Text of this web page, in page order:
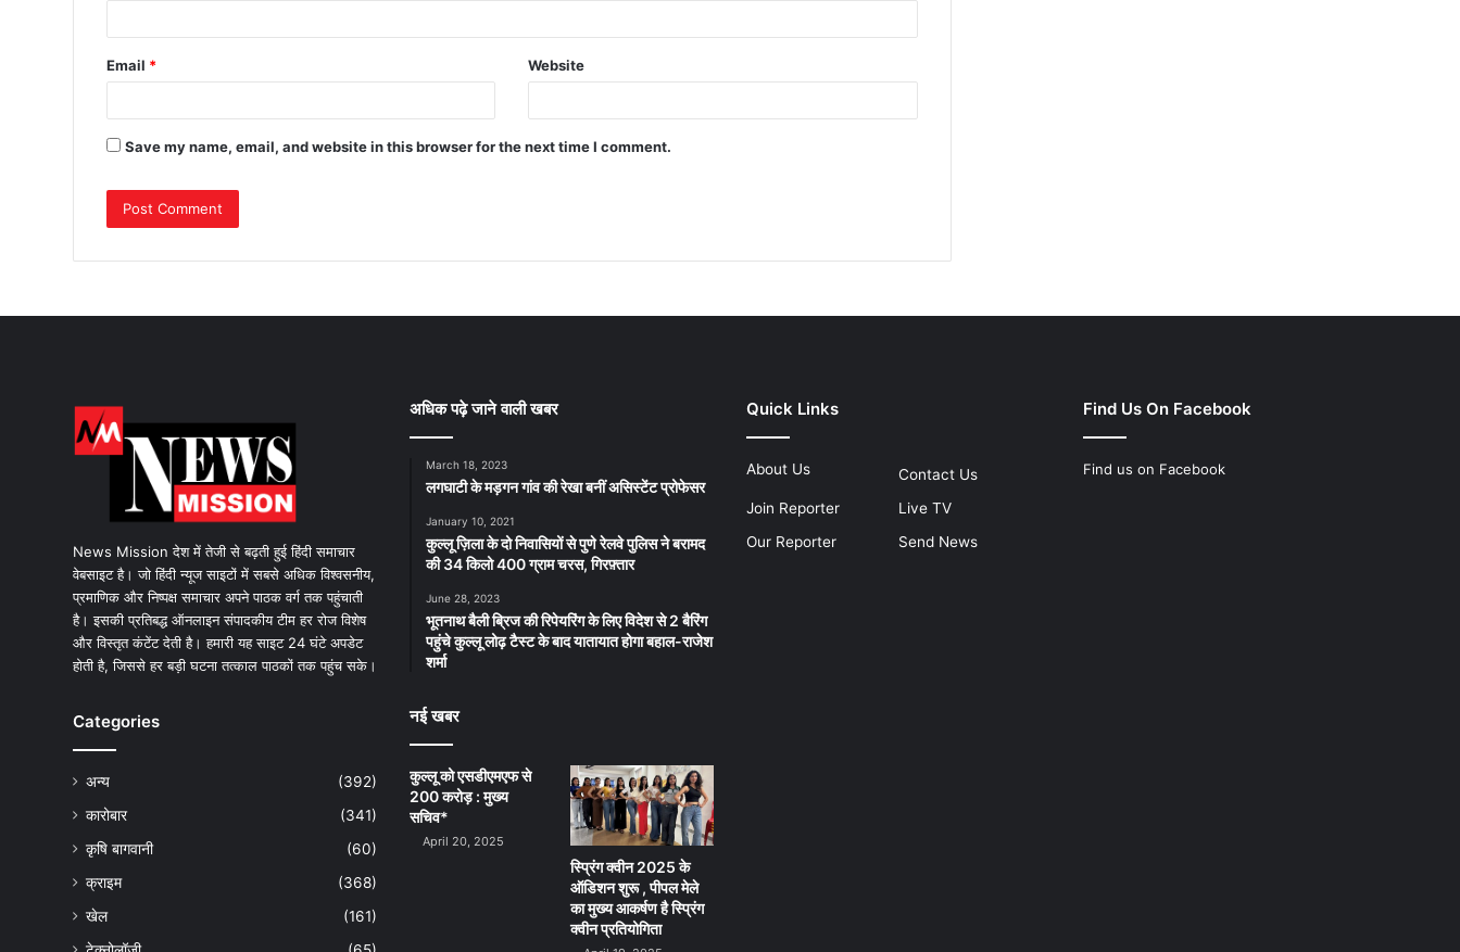
Email * Website
Save my name, email, and website in this browser for the next time I comment.
News Mission देश में तेजी से बढ़ती हुई हिंदी समाचार
वेबसाइट है। जो हिंदी न्यूज साइटों में सबसे अधिक विश्वसनीय,
प्रमाणिक और निष्पक्ष समाचार अपने पाठक वर्ग तक पहुंचाती
है। इसकी प्रतिबद्ध ऑनलाइन संपादकीय टीम हर रोज विशेष
और विस्तृत कंटेंट देती है। हमारी यह साइट 24 घंटे अपडेट
होती है, जिससे हर बड़ी घटना तत्काल पाठकों तक पहुंच सके।
Categories
अन्य
(392)
कारोबार
(341)
कृषि बागवानी
(60)
क्राइम
(368)
खेल
(161)
अधिक पढ़े जाने वाली खबर
March 18, 2023
लगघाटी के मड़गन गांव की रेखा बनीं असिस्टेंट प्रोफेसर
January 10, 2021
कुल्लू ज़िला के दो निवासियों से पुणे रेलवे पुलिस ने बरामद
की 34 किलो 400 ग्राम चरस, गिरफ़्तार
June 28, 2023
भूतनाथ बैली ब्रिज की रिपेयरिंग के लिए विदेश से 2 बैरिंग
पहुंचे कुल्लू लोढ़ टैस्ट के बाद यातायात होगा बहाल-राजेश
शर्मा
नई खबर
कुल्लू को एसडीएमएफ से
200 करोड़ : मुख्य
सचिव*
April 20, 2025
स्प्रिंग क्वीन 2025 के
ऑडिशन शुरू , पीपल मेले
का मुख्य आकर्षण है स्प्रिंग
क्वीन प्रतियोगिता
Quick Links
About Us
Contact Us
Join Reporter
Live TV
Our Reporter
Send News
Find Us On Facebook
Find us on Facebook